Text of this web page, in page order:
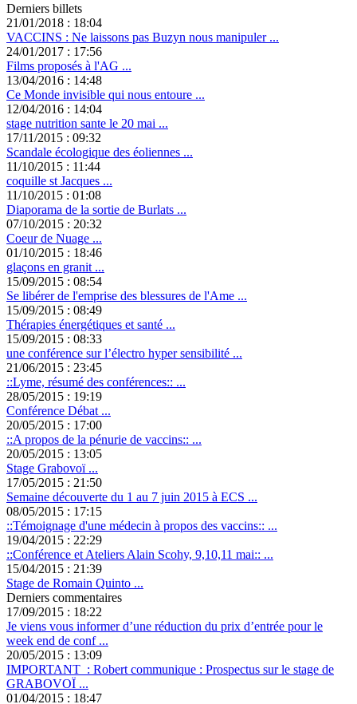
Derniers billets
21/01/2018 : 18:04
VACCINS : Ne laissons pas Buzyn nous manipuler ...
24/01/2017 : 17:56
Films proposés à l'AG ...
13/04/2016 : 14:48
Ce Monde invisible qui nous entoure ...
12/04/2016 : 14:04
stage nutrition sante le 20 mai ...
17/11/2015 : 09:32
Scandale écologique des éoliennes ...
11/10/2015 : 11:44
coquille st Jacques ...
11/10/2015 : 01:08
Diaporama de la sortie de Burlats ...
07/10/2015 : 20:32
Coeur de Nuage ...
01/10/2015 : 18:46
glaçons en granit ...
15/09/2015 : 08:54
Se libérer de l'emprise des blessures de l'Ame ...
15/09/2015 : 08:49
Thérapies énergétiques et santé ...
15/09/2015 : 08:33
une conférence sur l’électro hyper sensibilité ...
21/06/2015 : 23:45
::Lyme, résumé des conférences:: ...
28/05/2015 : 19:19
Conférence Débat ...
20/05/2015 : 17:00
::A propos de la pénurie de vaccins:: ...
20/05/2015 : 13:05
Stage Grabovoï ...
17/05/2015 : 21:50
Semaine découverte du 1 au 7 juin 2015 à ECS ...
08/05/2015 : 17:15
::Témoignage d'une médecin à propos des vaccins:: ...
19/04/2015 : 22:29
::Conférence et Ateliers Alain Scohy, 9,10,11 mai:: ...
15/04/2015 : 21:39
Stage de Romain Quinto ...
Derniers commentaires
17/09/2015 : 18:22
Je viens vous informer d’une réduction du prix d’entrée pour le
week end de conf ...
20/05/2015 : 13:09
IMPORTANT : Robert communique : Prospectus sur le stage de
GRABOVOÏ ...
01/04/2015 : 18:47